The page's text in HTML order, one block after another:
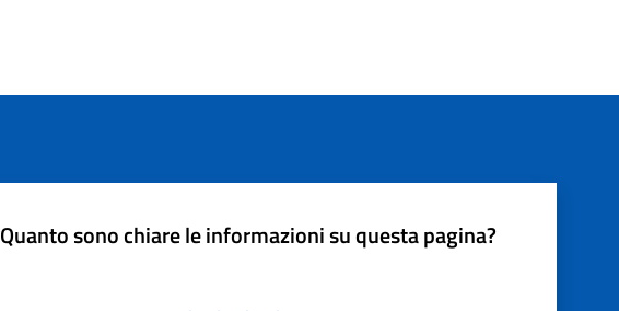
Quanto sono chiare le informazioni su questa pagina?